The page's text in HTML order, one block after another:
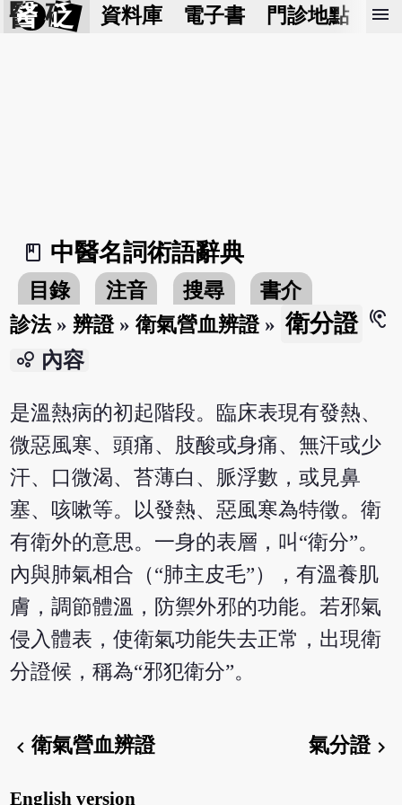
醫 砭 資料庫 電子書 門診地點 預
menu
book_2
中醫名詞術語辭典
目錄 注音 搜尋
書介
診法» 辨證»衛氣營血辨證» 衛分證 hearing
bubble_chart 內容
是溫熱病的初起階段。臨床表現有發熱、
微惡風寒、頭痛、肢酸或身痛、無汗或少
汗、口微渴、苔薄白、脈浮數，或見鼻
塞、咳嗽等。以發熱、惡風寒為特徵。衛
有衛外的意思。一身的表層，叫“衛分”。
內與肺氣相合（“肺主皮毛”），有溫養肌
膚，調節體溫，防禦外邪的功能。若邪氣
侵入體表，使衛氣功能失去正常，出現衛
分證候，稱為“邪犯衛分”。
chevron_left衛氣營血辨證 氣分證chevron_right
English version